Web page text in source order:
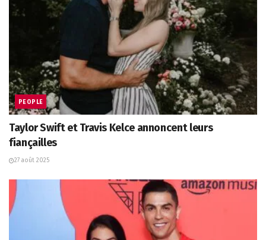
PEOPLE
Taylor Swift et Travis Kelce annoncent leurs
fiançailles
27 août 2025